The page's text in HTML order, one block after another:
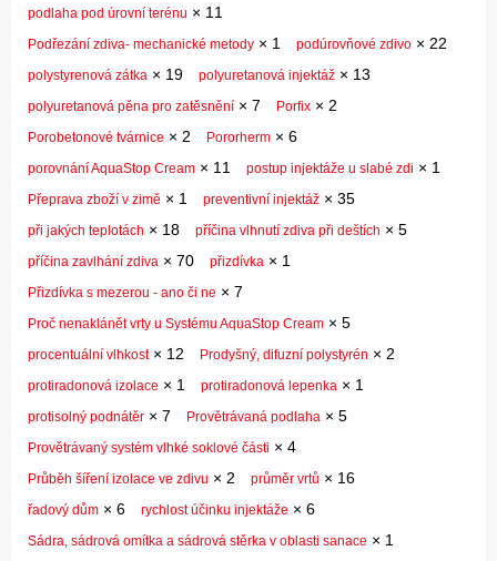
podlaha pod úrovní terénu × 11
Podřezání zdiva- mechanické metody × 1 podúrovňové zdivo × 22
polystyrenová zátka × 19 polyuretanová injektáž × 13
polyuretanová pěna pro zatěsnění × 7 Porfix × 2
Porobetonové tvárnice × 2 Pororherm × 6
porovnání AquaStop Cream × 11 postup injektáže u slabé zdi × 1
Přeprava zboží v zimě × 1 preventivní injektáž × 35
při jakých teplotách × 18 příčina vlhnutí zdiva při deštích × 5
příčina zavlhání zdiva × 70 přizdívka × 1
Přizdívka s mezerou - ano či ne × 7
Proč nenaklánět vrty u Systému AquaStop Cream × 5
procentuální vlhkost× 12 Prodyšný, difuzní polystyrén × 2
protiradonová izolace × 1 protiradonová lepenka × 1
protisolný podnátěr × 7 Provětrávaná podlaha × 5
Provětrávaný systém vlhké soklové části × 4
Průběh šíření izolace ve zdivu × 2 průměr vrtů × 16
řadový dům × 6 rychlost účinku injektáže × 6
Sádra, sádrová omítka a sádrová stěrka v oblasti sanace × 1